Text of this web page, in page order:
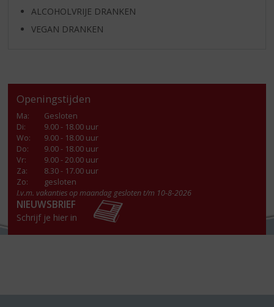
ALCOHOLVRIJE DRANKEN
VEGAN DRANKEN
Openingstijden
Ma:
Gesloten
Di:
9.00 - 18.00 uur
Wo:
9.00 - 18.00 uur
Do:
9.00 - 18.00 uur
Vr:
9.00 - 20.00 uur
Za:
8.30 - 17.00 uur
Zo:
gesloten
I.v.m. vakanties op maandag gesloten t/m 10-8-2026
NIEUWSBRIEF
Schrijf je hier in